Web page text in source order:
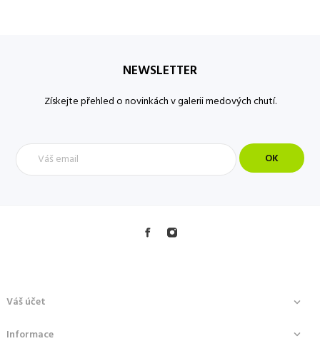
NEWSLETTER
Získejte přehled o novinkách v galerii medových chutí.
Váš účet 
Informace 